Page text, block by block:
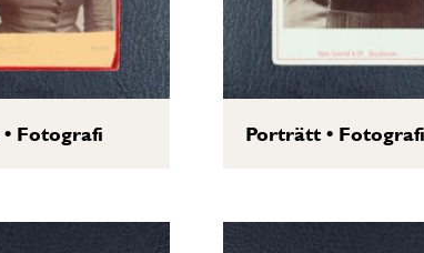
• Fotografi Porträtt• Fotografi